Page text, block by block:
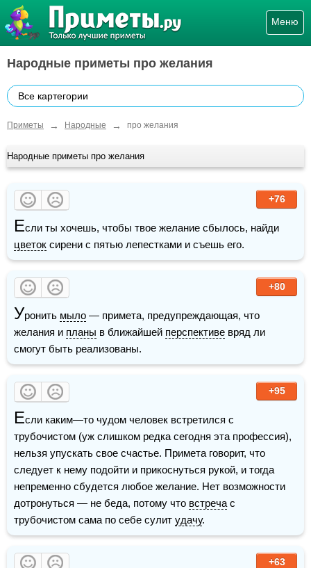
Меню
Народные приметы про желания
Все картегории
Приметы → Народные → про желания
Народные приметы про желания
+76
Е
цветок сирени с пятью лепестками и съешь его.
+80
Уронить мыло — примета, предупреждающая, что
желания и планы в ближайшей перспективе вряд ли
смогут быть реализованы.
+95
Если каким—то чудом человек встретился с
трубочистом (уж слишком редка сегодня эта профессия),
нельзя упускать свое счастье. Примета говорит, что
следует к нему подойти и прикоснуться рукой, и тогда
непременно сбудется любое желание. Нет возможности
дотронуться — не беда, потому что встреча с
трубочистом сама по себе сулит удачу.
+63